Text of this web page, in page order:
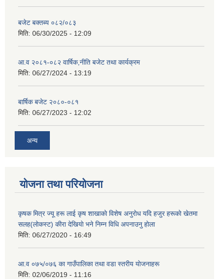
बजेट बक्तब्य ०८२/०८३
मिति: 06/30/2025 - 12:09
आ.व २०८१-०८२ वार्षिक,नीति बजेट तथा कार्यक्रम
मिति: 06/27/2024 - 13:19
बार्षिक बजेट २०८०-०८१
मिति: 06/27/2023 - 12:02
अन्य
योजना तथा परियोजना
कृषक मित्र ज्यू हरू लाई कृष शाखाकाे विशेष अनुराेध यदि हजुर हरूकाे खेतमा
सलह(लाेकस्ट) कीरा देखियाे भने निम्न विधि अपनाउनु हाेला
मिति: 06/27/2020 - 16:49
आ‍.व ०७५/०७६ का गाउँपालिका तथा वडा स्तरीय याेजनाहरू
मिति: 02/06/2019 - 11:16